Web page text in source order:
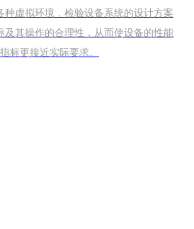
种虚拟环境，检验设备系统的设计方案
及其操作的合理性，从而使设备的性能
指标更接近实际要求。